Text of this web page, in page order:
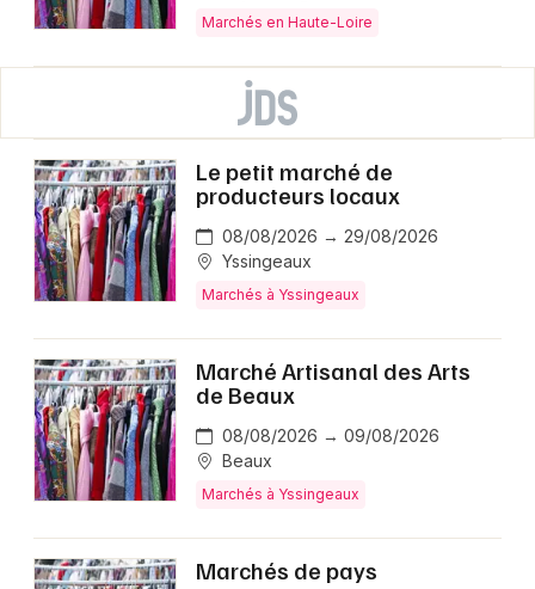
Marchés en Haute-Loire
Le petit marché de
producteurs locaux
08/08/2026 → 29/08/2026
Yssingeaux
Marchés à Yssingeaux
Marché Artisanal des Arts
de Beaux
08/08/2026 → 09/08/2026
Beaux
Marchés à Yssingeaux
Marchés de pays